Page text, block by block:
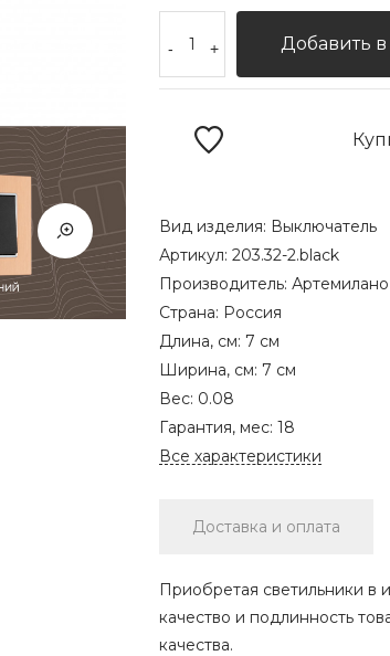
- + Добавить
Вид изделия: Выключатель
Артикул: 203.32-2.black
Производитель: Артемилано
Страна: Россия
Длина, см: 7 см
Ширина, см: 7 см
Вес: 0.08
Гарантия, мес: 18
Все характеристики
Доставка и оплата
Приобретая светильники в
качество и подлинность
качества.